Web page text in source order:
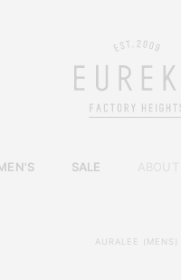
SALE
AURALEE (MENS)